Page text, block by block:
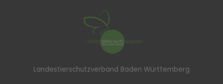
Landestierschutzverband Baden Württemberg